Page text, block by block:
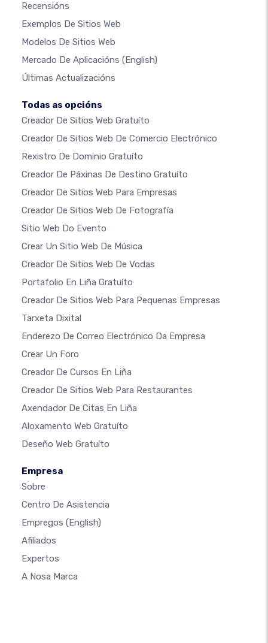
Recensións
Exemplos De Sitios Web
Modelos De Sitios Web
Mercado De Aplicacións (English)
Últimas Actualizacións
Todas as opcións
Creador De Sitios Web Gratuíto
Creador De Sitios Web De Comercio Electrónico
Rexistro De Dominio Gratuíto
Creador De Páxinas De Destino Gratuíto
Creador De Sitios Web Para Empresas
Creador De Sitios Web De Fotografía
Sitio Web Do Evento
Crear Un Sitio Web De Música
Creador De Sitios Web De Vodas
Portafolio En Liña Gratuíto
Creador De Sitios Web Para Pequenas Empresas
Tarxeta Dixital
Enderezo De Correo Electrónico Da Empresa
Crear Un Foro
Creador De Cursos En Liña
Creador De Sitios Web Para Restaurantes
Axendador De Citas En Liña
Aloxamento Web Gratuíto
Deseño Web Gratuíto
Empresa
Sobre
Centro De Asistencia
Empregos (English)
Afiliados
Expertos
A Nosa Marca